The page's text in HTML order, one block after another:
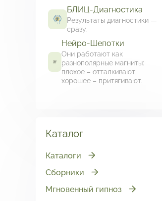
БЛИЦ-Диагностика
Результаты диагностики —
сразу.
Нейро-Шепотки
Они работают как
разнополярные магниты:
плохое – отталкивают;
хорошее – притягивают.
Каталог
Каталоги
Сборники
Мгновенный гипноз